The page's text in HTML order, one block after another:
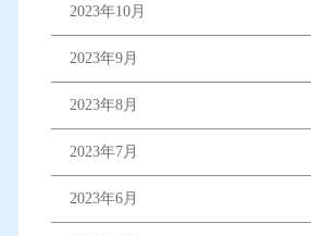
2023年10月
2023年9月
2023年8月
2023年7月
2023年6月